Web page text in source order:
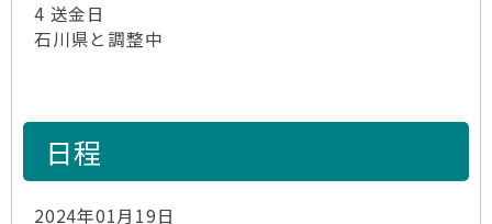
4 送金日
石川県と調整中
日程
2024年01月19日